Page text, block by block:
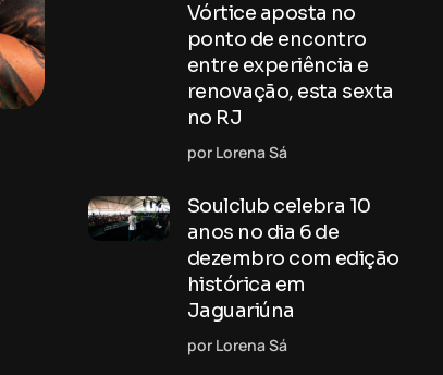
Vórtice aposta no
ponto de encontro
entre experiência e
renovação, esta sexta
no RJ
por Lorena Sá
Soulclub celebra 10
anos no dia 6 de
dezembro com edição
histórica em
Jaguariúna
por Lorena Sá